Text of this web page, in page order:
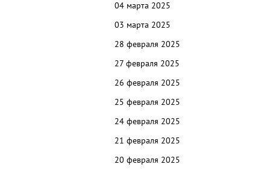
04 марта 2025
03 марта 2025
28 февраля 2025
27 февраля 2025
26 февраля 2025
25 февраля 2025
24 февраля 2025
21 февраля 2025
20 февраля 2025